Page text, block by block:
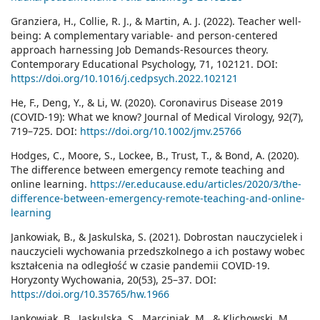
Granziera, H., Collie, R. J., & Martin, A. J. (2022). Teacher well-
being: A complementary variable- and person-centered
approach harnessing Job Demands-Resources theory.
Contemporary Educational Psychology, 71, 102121. DOI:
https://doi.org/10.1016/j.cedpsych.2022.102121
He, F., Deng, Y., & Li, W. (2020). Coronavirus Disease 2019
(COVID‐19): What we know? Journal of Medical Virology, 92(7),
719–725. DOI: https://doi.org/10.1002/jmv.25766
Hodges, C., Moore, S., Lockee, B., Trust, T., & Bond, A. (2020).
The difference between emergency remote teaching and
online learning. https://er.educause.edu/articles/2020/3/the-
difference-between-emergency-remote-teaching-and-online-
learning
Jankowiak, B., & Jaskulska, S. (2021). Dobrostan nauczycielek i
nauczycieli wychowania przedszkolnego a ich postawy wobec
kształcenia na odległość w czasie pandemii COVID-19.
Horyzonty Wychowania, 20(53), 25–37. DOI:
https://doi.org/10.35765/hw.1966